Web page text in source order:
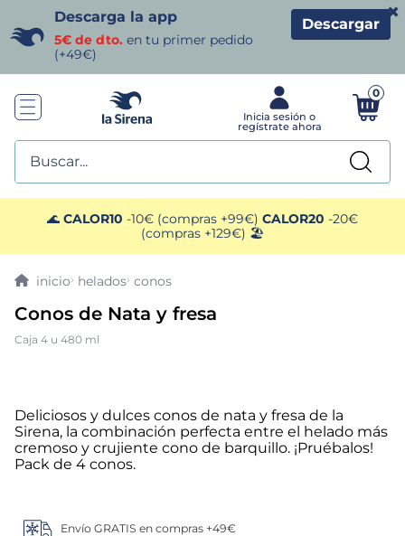
Descarga la app
5€ de dto. en tu primer pedido
(+49€)
Descargar
×
0
Buscar...
🌊 CALOR10 -10€ (compras +99€) CALOR20 -20€
(compras +129€) 🏖️
helados conos
Conos de Nata y fresa
Caja 4 u 480 ml
Deliciosos y dulces conos de nata y fresa de la
Sirena, la combinación perfecta entre el helado más
cremoso y crujiente cono de barquillo. ¡Pruébalos!
Pack de 4 conos.
Envío GRATIS en compras +49€
TÉRMINOS MÁS BUSCADOS
1. helados sirena
3. patatas
5. verduras
7. canelones